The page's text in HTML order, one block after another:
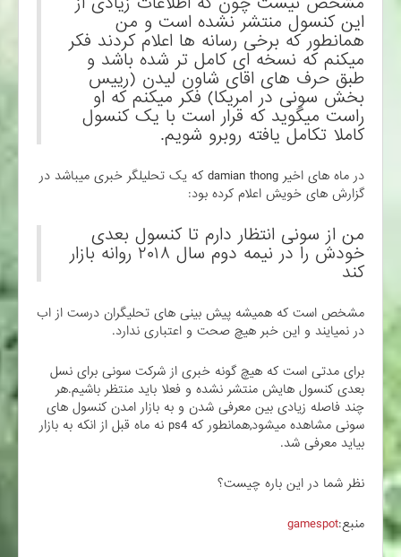
این کنسول منتشر نشده است و من
همانطور که برخی رسانه ها اعلام کردند فکر
میکنم که نسخه ای کامل تر شده باشد و
طبق حرف های اقای شاون لیدن (رییس
بخش سونی در امریکا) فکر میکنم که او
راست میگوید که قرار است با یک کنسول
کاملا تکامل یافته روبرو شویم.
در ماه های اخیر damian thong که یک تحلیلگر خبری میباشد در
گزارش های خویش اعلام کرده بود:
من از سونی انتظار دارم تا کنسول بعدی
خودش را در نیمه دوم سال ۲۰۱۸ روانه بازار
کند
مشخص است که همیشه پیش بینی های تحلیگران درست از اب
در نمیایند و این خبر هیچ صحت و اعتباری ندارد.
برای مدتی است که هیچ گونه خبری از شرکت سونی برای نسل
بعدی کنسول هایش منتشر نشده و فعلا باید منتظر باشیم.هر
چند فاصله زیادی بین معرفی شدن و به بازار امدن کنسول های
سونی مشاهده میشود,همانطور که ps4 نه ماه قبل از انکه به بازار
بیاید معرفی شد.
نظر شما در این باره چیست؟
منبع:gamespot